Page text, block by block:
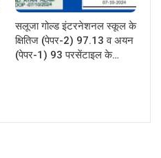
सलूजा गोल्ड इंटरनेशनल स्कूल के
क्षितिज (पेपर-2) 97.13 व अयन
(पेपर-1) 93 परसेंटाइल के…